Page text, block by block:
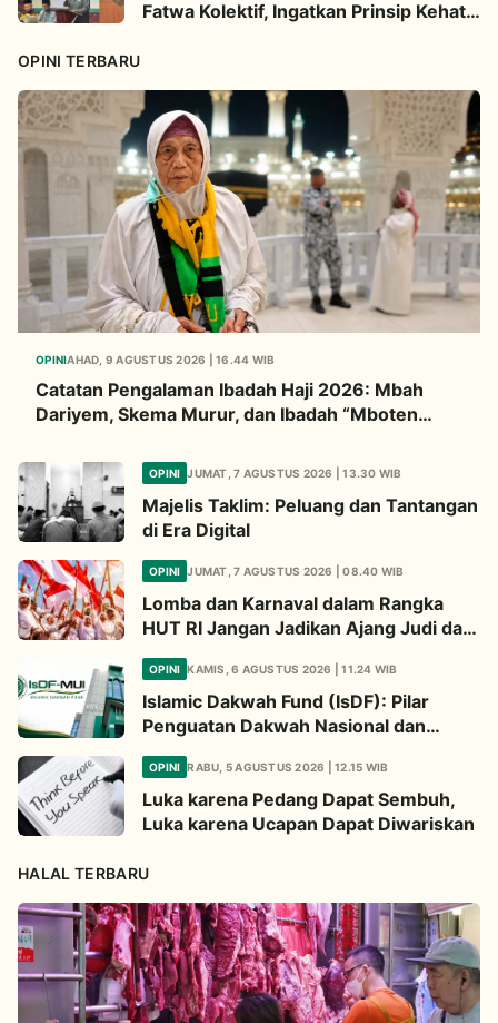
Fatwa Kolektif, Ingatkan Prinsip Kehati-
OPINI TERBARU
OPINIAHAD, 9 AGUSTUS 2026 | 16.44 WIB
Catatan Pengalaman Ibadah Haji 2026: Mbah
Dariyem, Skema Murur, dan Ibadah “Mboten
OPINI JUMAT, 7 AGUSTUS 2026 | 13.30 WIB
Majelis Taklim: Peluang dan Tantangan
di Era Digital
OPINI JUMAT, 7 AGUSTUS 2026 | 08.40 WIB
Lomba dan Karnaval dalam Rangka
HUT RI Jangan Jadikan Ajang Judi dan
Kampanye LGBT
OPINI KAMIS, 6 AGUSTUS 2026 | 11.24 WIB
Islamic Dakwah Fund (IsDF): Pilar
Penguatan Dakwah Nasional dan
Jembatan Kepedulian Umat Global
OPINI RABU, 5 AGUSTUS 2026 | 12.15 WIB
Luka karena Pedang Dapat Sembuh,
Luka karena Ucapan Dapat Diwariskan
HALAL TERBARU